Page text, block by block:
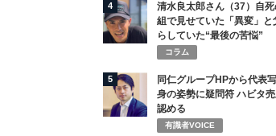
4
清水良太郎さん（37）自
組で見せていた「異変」と
らしていた“最後の苦悩”
コラム
5
同仁グループHPから代表
身の姿勢に疑問符 ハビタ
認める
有識者VOICE